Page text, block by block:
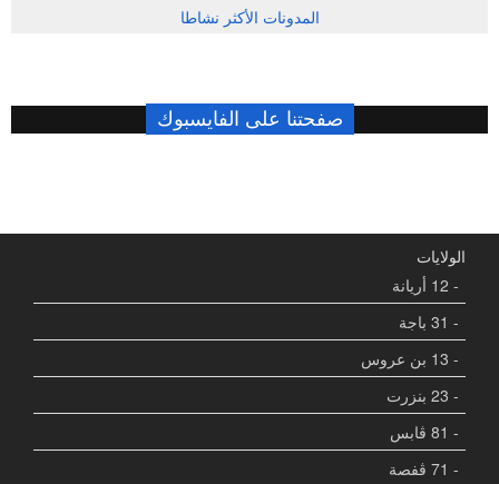
المدونات الأكثر نشاطا
صفحتنا على الفايسبوك
الولايات
- 12 أريانة
- 31 باجة
- 13 بن عروس
- 23 بنزرت
- 81 ڨابس
- 71 ڨفصة